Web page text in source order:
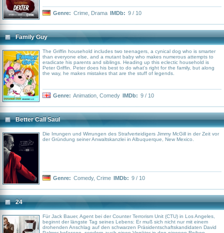
Genre: Crime Drama IMDb: 9 / 10
Family Guy
The Griffin household includes two teenagers, a cynical dog who is smarter
than everyone else, and a mutant baby who makes numerous attempts to
eradicate his parents and siblings. Heading up this eclectic household is
Peter Griffin. Peter does his best to do what's right for the family, but along
the way, he makes mistakes that are the stuff of legends.
Genre: Animation Comedy IMDb: 9 / 10
Better Call Saul
Die Irrungen und Wirrungen des Strafverteidigers Jimmy McGill in der Zeit vor
der Gründung seiner Anwaltskanzlei in Albuquerque, New Mexico.
Genre: Comedy, Crime IMDb: 9 / 10
24
Für Jack Bauer, Agent bei der Counter Terrorism Unit (CTU) in Los Angeles,
beginnt der längste Tag seines Lebens: Er muß sich nicht nur mit einem
drohenden Anschlag auf den schwarzen Präsidentschaftskandidaten David